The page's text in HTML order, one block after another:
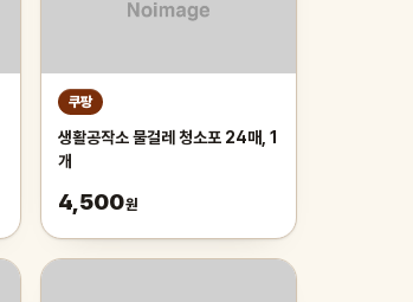
쿠팡
생활공작소 물걸레 청소포 24매, 1
개
4,500원